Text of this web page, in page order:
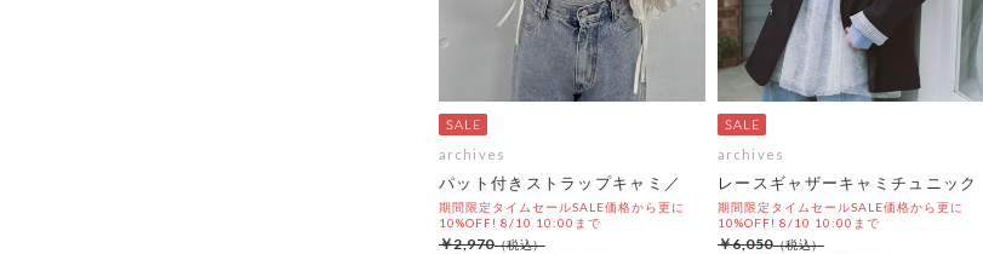
archives
パット付きストラップキャミ／
期間限定タイムセールSALE価格から更に
10%OFF! 8/10 10:00まで
￥2,970
archives
レースギャザーキャミチュニック
期間限定タイムセールSALE価格から更に
10%OFF! 8/10 10:00まで
￥6,050